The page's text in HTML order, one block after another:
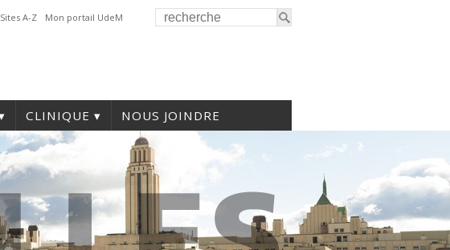
Sites A-Z Mon portail UdeM
CLINIQUE NOUS JOINDRE